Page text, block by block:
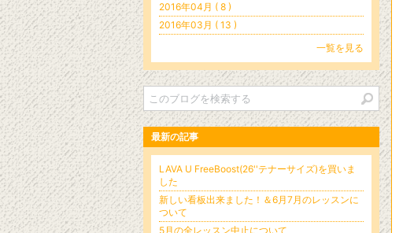
2016年04月 ( 8 )
2016年03月 ( 13 )
一覧を見る
最新の記事
LAVA U FreeBoost(26''テナーサイズ)を買いま
した
新しい看板出来ました！＆6月7月のレッスンに
ついて
5月の全レッスン中止について